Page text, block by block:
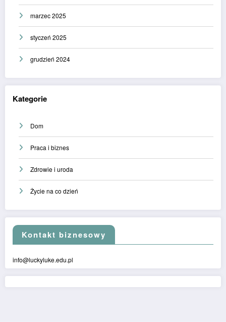
marzec 2025
styczeń 2025
grudzień 2024
Kategorie
Dom
Praca i biznes
Zdrowie i uroda
Życie na co dzień
Kontakt biznesowy
info@luckyluke.edu.pl